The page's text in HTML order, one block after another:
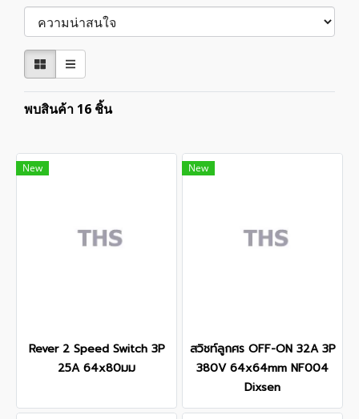
พบสินค้า 16 ชิ้น
New
Rever 2 Speed Switch 3P
25A 64x80มม
New
สวิชท์ลูกศร OFF-ON 32A 3P
380V 64x64mm NF004
Dixsen